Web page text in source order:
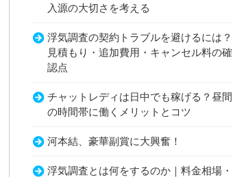
入源の大切さを考える
浮気調査の契約トラブルを避けるには？
見積もり・追加費用・キャンセル料の確
認点
チャットレディは日中でも稼げる？昼間
の時間帯に働くメリットとコツ
河本結、豪華副賞に大興奮！
浮気調査とは何をするのか｜料金相場・